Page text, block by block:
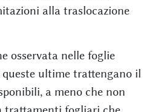
alla traslocazione
osservata nelle foglie
queste ultime trattengano il
a meno che non